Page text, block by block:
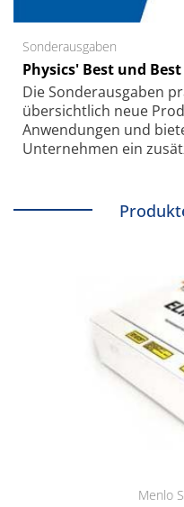
Sonderausgaben
Physics' Best und
Die Sonder­ausgaben
übersichtlich neue
Anwendungen und
Unternehmen ein
Menlo